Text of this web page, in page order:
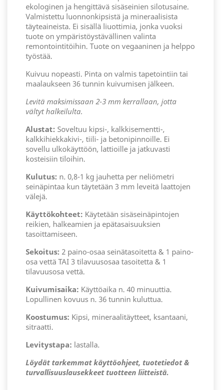
ekologinen ja hengittävä sisäseinien silotusaine.
Valmistettu luonnonkipsistä ja mineraalisista
täyteaineista. Ei sisällä liuottimia, jonka vuoksi
tuote on ympäristöystävällinen valinta
remontointitöihin. Tuote on vegaaninen ja helppo
työstää.
Kuivuu nopeasti. Pinta on valmis tapetointiin tai
maalaukseen 36 tunnin kuivumisen jälkeen.
Levitä maksimissaan 2-3 mm kerrallaan, jotta
vältyt halkeilulta.
Alustat: Soveltuu kipsi-, kalkkisementti-,
kalkkihiekkakivi-, tiili- ja betonipinnoille. Ei
sovellu ulkokäyttöön, lattioille ja jatkuvasti
kosteisiin tiloihin.
Kulutus: n. 0,8-1 kg jauhetta per neliömetri
seinäpintaa kun täytetään 3 mm leveitä laattojen
välejä.
Käyttökohteet: Käytetään sisäseinäpintojen
reikien, halkeamien ja epätasaisuuksien
tasoittamiseen.
Sekoitus: 2 paino-osaa seinätasoitetta & 1 paino-
osa vettä TAI 3 tilavuusosaa tasoitetta & 1
tilavuusosa vettä.
Kuivumisaika: Käyttöaika n. 40 minuuttia.
Lopullinen kovuus n. 36 tunnin kuluttua.
Koostumus: Kipsi, mineraalitäytteet, ksantaani,
sitraatti.
Levitystapa: lastalla.
Löydät tarkemmat käyttöohjeet, tuotetiedot &
turvallisuuslausekkeet tuotteen liitteistä.